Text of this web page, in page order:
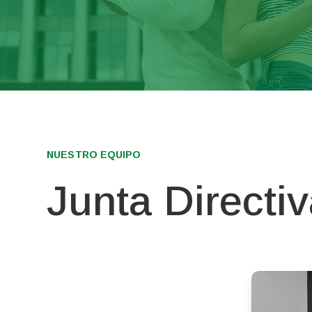
NUESTRO EQUIPO
Junta